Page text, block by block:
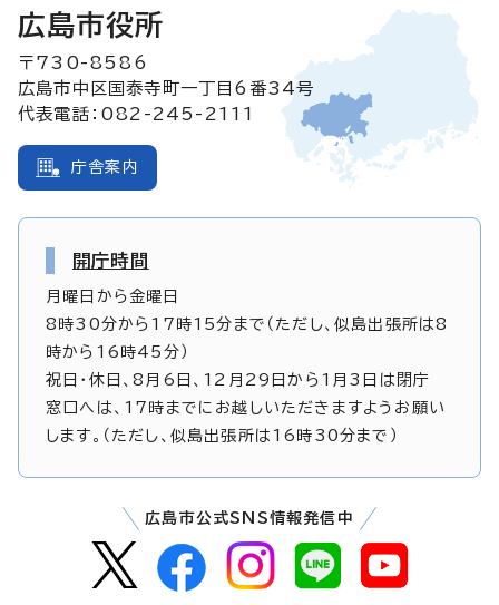
広島市役所
〒730-8586
広島市中区国泰寺町一丁目6番34号
代表電話：082-245-2111
庁舎案内
開庁時間
月曜日から金曜日
8時30分から17時15分まで（ただし、似島出張所は8
時から16時45分）
祝日・休日、8月6日、12月29日から1月3日は閉庁
窓口へは、17時までにお越しいただきますようお願い
します。（ただし、似島出張所は16時30分まで）
広島市公式SNS情報発信中